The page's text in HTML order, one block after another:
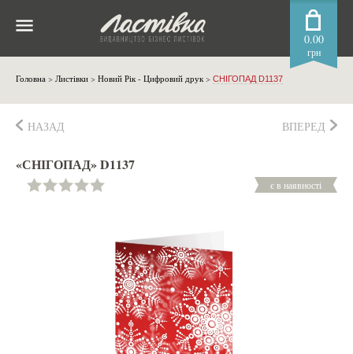
0.00
грн
Головна > Листівки > Новий Рік - Цифровий друк> СНІГОПАД D1137
НАЗАД ВПЕРЕД
«СНІГОПАД» D1137
є в наявності